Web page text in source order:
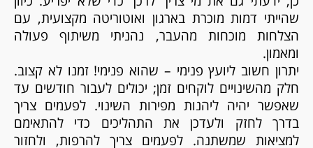
שהייתי דמות מוכרת בארגון ואוטוריטה מקצועית, עם
הצלחות מוכחות מהעבר, נהניתי משיתוף פעולה
ומאמון.
יתרון חשוב ליועץ פנימי – שהוא פנימי! זמנו לא קצוב.
חלק מהשינויים לוקחים זמן; יכולים לעבור חודשים עד
שאפשר יהיה ליהנות מפירות השינוי. לפעמים צריך
בדרך לחזק ולעדכן את התהליכים כדי להתאימם
למציאות שמשתנה. לפעמים צריך להרפות, ולחזור